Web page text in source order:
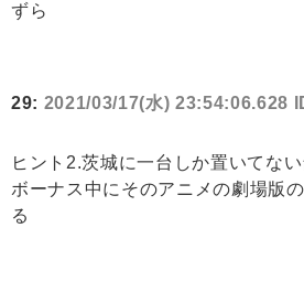
ずら
29: 2021/03/17(水) 23:54:06.628
ヒント2.茨城に一台しか置いてない
ボーナス中にそのアニメの劇場版
る